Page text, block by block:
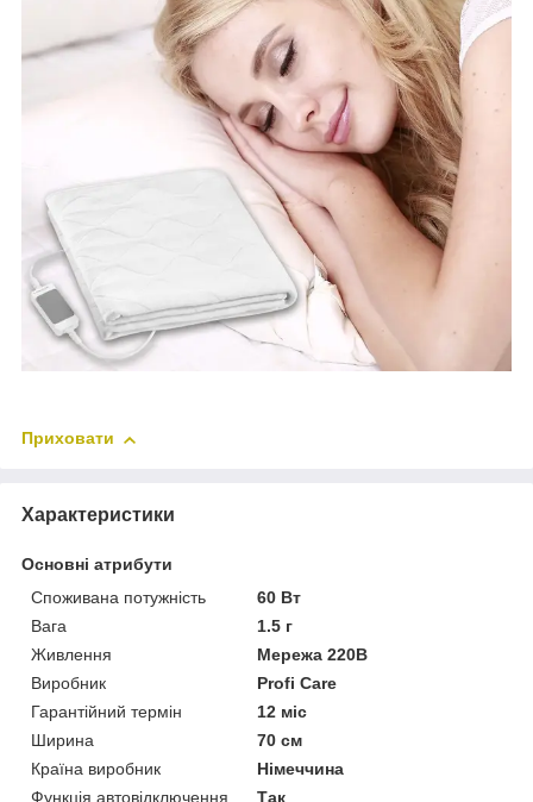
Приховати
Характеристики
Основні атрибути
Споживана потужність
60 Вт
Вага
1.5 г
Живлення
Мережа 220В
Виробник
Profi Care
Гарантійний термін
12 міс
Ширина
70 см
Країна виробник
Німеччина
Функція автовідключення
Так